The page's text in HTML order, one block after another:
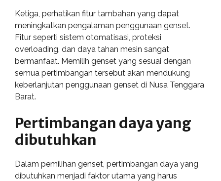
Ketiga, perhatikan fitur tambahan yang dapat
meningkatkan pengalaman penggunaan genset.
Fitur seperti sistem otomatisasi, proteksi
overloading, dan daya tahan mesin sangat
bermanfaat. Memilih genset yang sesuai dengan
semua pertimbangan tersebut akan mendukung
keberlanjutan penggunaan genset di Nusa Tenggara
Barat.
Pertimbangan daya yang
dibutuhkan
Dalam pemilihan genset, pertimbangan daya yang
dibutuhkan menjadi faktor utama yang harus